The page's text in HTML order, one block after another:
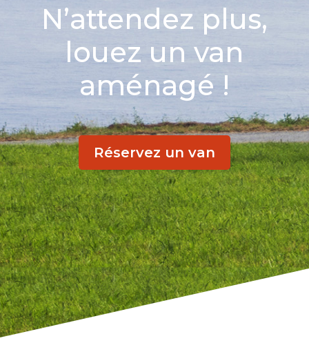
N’attendez plus,
louez un van
aménagé !
Réservez un van